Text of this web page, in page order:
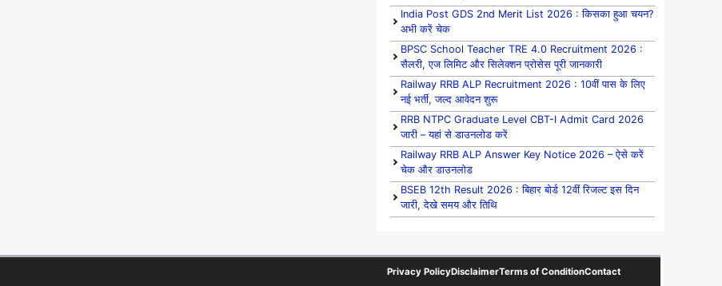
India Post GDS 2nd Merit List 2026 : किसका हुआ चयन?
अभी करें चेक
BPSC School Teacher TRE 4.0 Recruitment 2026 :
सैलरी, एज लिमिट और सिलेक्शन प्रोसेस पूरी जानकारी
Railway RRB ALP Recruitment 2026 : 10वीं पास के लिए
नई भर्ती, जल्द आवेदन शुरू
RRB NTPC Graduate Level CBT-I Admit Card 2026
जारी – यहां से डाउनलोड करें
Railway RRB ALP Answer Key Notice 2026 – ऐसे करें
चेक और डाउनलोड
BSEB 12th Result 2026 : बिहार बोर्ड 12वीं रिजल्ट इस दिन
जारी, देखे समय और तिथि
Privacy PolicyDisclaimerTerms of ConditionContact